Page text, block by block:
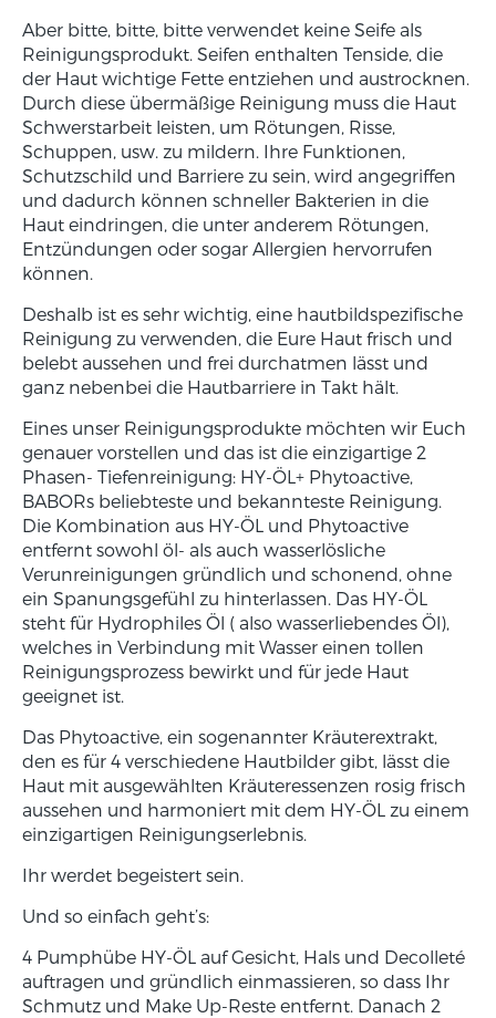
Aber bitte, bitte, bitte verwendet keine Seife als
Reinigungsprodukt. Seifen enthalten Tenside, die
der Haut wichtige Fette entziehen und austrocknen.
Durch diese übermäßige Reinigung muss die Haut
Schwerstarbeit leisten, um Rötungen, Risse,
Schuppen, usw. zu mildern. Ihre Funktionen,
Schutzschild und Barriere zu sein, wird angegriffen
und dadurch können schneller Bakterien in die
Haut eindringen, die unter anderem Rötungen,
Entzündungen oder sogar Allergien hervorrufen
können.
Deshalb ist es sehr wichtig, eine hautbildspezifische
Reinigung zu verwenden, die Eure Haut frisch und
belebt aussehen und frei durchatmen lässt und
ganz nebenbei die Hautbarriere in Takt hält.
Eines unser Reinigungsprodukte möchten wir Euch
genauer vorstellen und das ist die einzigartige 2
Phasen- Tiefenreinigung: HY-ÖL+ Phytoactive,
BABORs beliebteste und bekannteste Reinigung.
Die Kombination aus HY-ÖL und Phytoactive
entfernt sowohl öl- als auch wasserlösliche
Verunreinigungen gründlich und schonend, ohne
ein Spanungsgefühl zu hinterlassen. Das HY-ÖL
steht für Hydrophiles Öl ( also wasserliebendes Öl),
welches in Verbindung mit Wasser einen tollen
Reinigungsprozess bewirkt und für jede Haut
geeignet ist.
Das Phytoactive, ein sogenannter Kräuterextrakt,
den es für 4 verschiedene Hautbilder gibt, lässt die
Haut mit ausgewählten Kräuteressenzen rosig frisch
aussehen und harmoniert mit dem HY-ÖL zu einem
einzigartigen Reinigungserlebnis.
Ihr werdet begeistert sein.
Und so einfach geht’s:
4 Pumphübe HY-ÖL auf Gesicht, Hals und Decolleté
auftragen und gründlich einmassieren, so dass Ihr
Schmutz und Make Up-Reste entfernt. Danach 2